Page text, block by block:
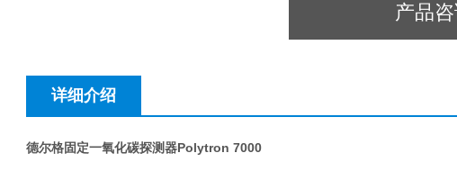
产品
详细介绍
德尔格固定一氧化碳探测器Polytron 7000